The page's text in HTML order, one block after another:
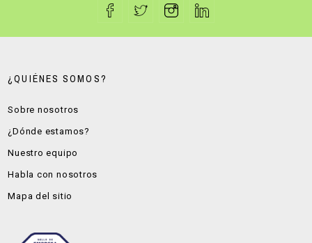
¿QUIÉNES SOMOS?
Sobre nosotros
¿Dónde estamos?
Nuestro equipo
Habla con nosotros
Mapa del sitio